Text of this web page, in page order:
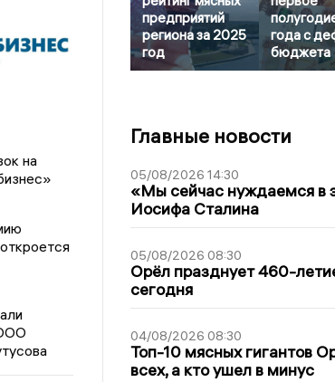
на
предприятий
региона за 2025
год
года с
бюджета
Главные новости
05/08/2026 14:30
«Мы сейчас нуждаемся в
Иосифа Сталина
05/08/2026 08:30
Орёл празднует 460-
сегодня
04/08/2026 08:30
Топ-10 мясных гигантов
всех, а кто ушел в минус